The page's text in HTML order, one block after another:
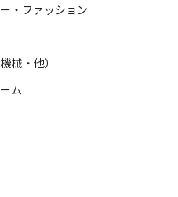
・ファッション
械・他）
ム